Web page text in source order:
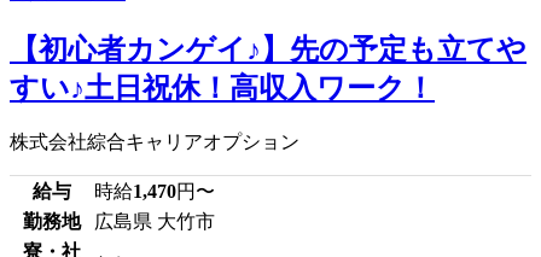
【初心者カンゲイ♪】先の予定も立てや
すい♪土日祝休！高収入ワーク！
株式会社綜合キャリアオプション
給与 時給1,470円〜
勤務地
広島県 大竹市
寮・社